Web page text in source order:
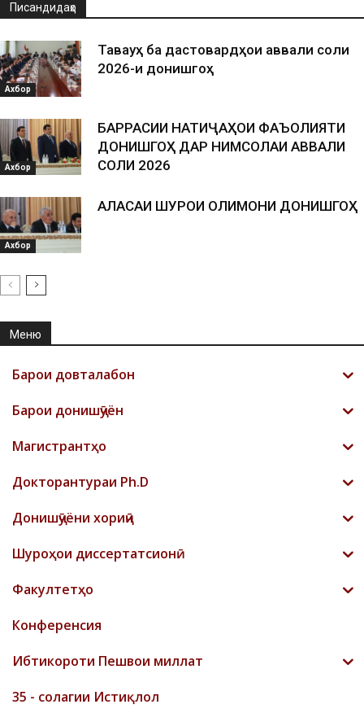
Писандидаҳо
Ахбор
Таваҷҷуҳ ба дастовардҳои аввали соли
2026-и донишгоҳ
Ахбор
БАРРАСИИ НАТИҶАҲОИ ФАЪОЛИЯТИ
ДОНИШГОҲ ДАР НИМСОЛАИ АВВАЛИ
СОЛИ 2026
Ахбор
АЛАСАИ ШУРОИ ОЛИМОНИ ДОНИШГОҲ
Меню
Барои довталабон
Барои донишҷӯён
Магистрантҳо
Докторантураи Ph.D
Донишҷӯёни хориҷӣ
Шyроҳои диссертатсионӣ
Факултетҳо
Конференсия
Ибтикороти Пешвои миллат
35 - солагии Истиқлол